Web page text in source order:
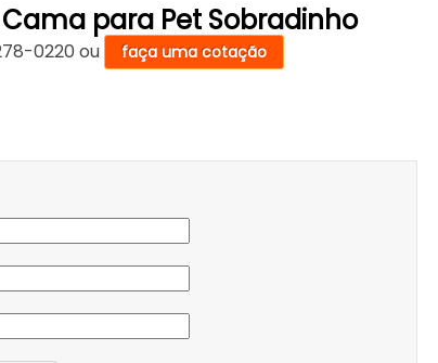
para Pet Sobradinho
0220 ou faça uma cotação